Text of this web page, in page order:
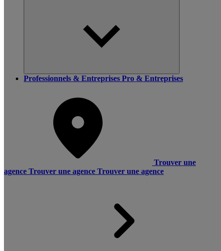
Professionnels & Entreprises Pro & Entreprises
Trouver une
agence Trouver une agence Trouver une agence